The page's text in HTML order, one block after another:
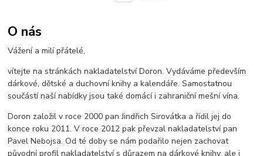
O nás
Vážení a milí přátelé,
vítejte na stránkách nakladatelství Doron. Vydáváme především
dárkové, dětské a duchovní knihy a kalendáře. Samostatnou
součástí naší nabídky jsou také domácí i zahraniční mešní vína.
Doron založil v roce 2000 pan Jindřich Sirovátka a řídil jej do
konce roku 2011. V roce 2012 pak převzal nakladatelství pan
Pavel Nebojsa. Od té doby se nám podařilo nejen zachovat
původní profil nakladatelství s důrazem na dárkové knihy, ale i